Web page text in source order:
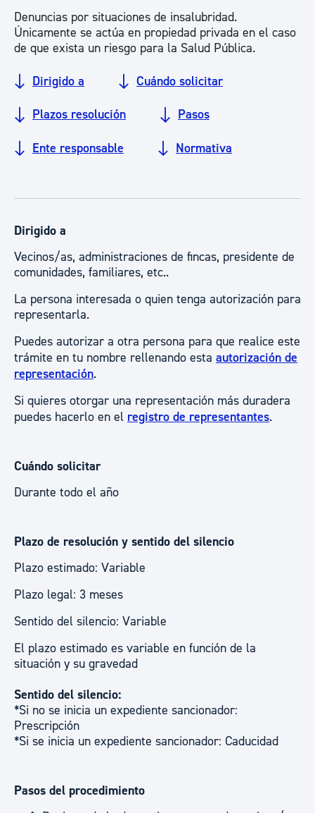
Denuncias por situaciones de insalubridad.
Únicamente se actúa en propiedad privada en el caso
de que exista un riesgo para la Salud Pública.
Dirigido a Cuándo solicitar
Plazos resolución Pasos
Ente responsable Normativa
Dirigido a
Vecinos/as, administraciones de fincas, presidente de
comunidades, familiares, etc..
La persona interesada o quien tenga autorización para
representarla.
Puedes autorizar a otra persona para que realice este
trámite en tu nombre rellenando esta autorización de
representación.
Si quieres otorgar una representación más duradera
puedes hacerlo en el registro de representantes.
Cuándo solicitar
Durante todo el año
Plazo de resolución y sentido del silencio
Plazo estimado: Variable
Plazo legal: 3 meses
Sentido del silencio: Variable
El plazo estimado es variable en función de la
situación y su gravedad
Sentido del silencio:
*Si no se inicia un expediente sancionador:
Prescripción
*Si se inicia un expediente sancionador: Caducidad
Pasos del procedimiento